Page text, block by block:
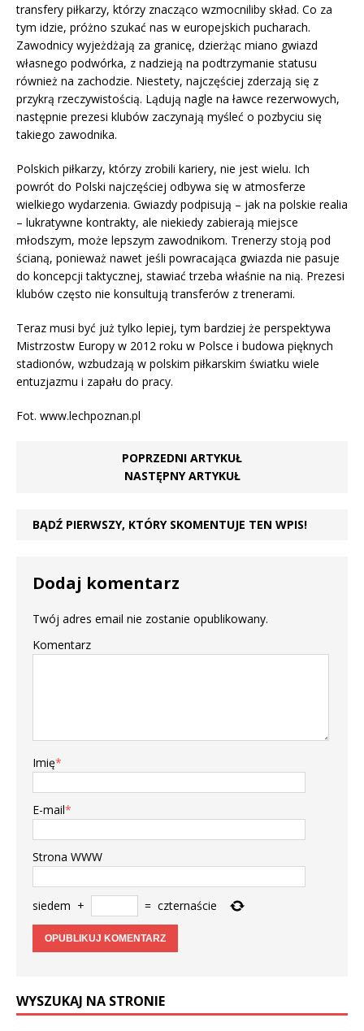
transfery piłkarzy, którzy znacząco wzmocniliby skład. Co za
tym idzie, próżno szukać nas w europejskich pucharach.
Zawodnicy wyjeżdżają za granicę, dzierżąc miano gwiazd
własnego podwórka, z nadzieją na podtrzymanie statusu
również na zachodzie. Niestety, najczęściej zderzają się z
przykrą rzeczywistością. Lądują nagle na ławce rezerwowych,
następnie prezesi klubów zaczynają myśleć o pozbyciu się
takiego zawodnika.
Polskich piłkarzy, którzy zrobili kariery, nie jest wielu. Ich
powrót do Polski najczęściej odbywa się w atmosferze
wielkiego wydarzenia. Gwiazdy podpisują – jak na polskie realia
– lukratywne kontrakty, ale niekiedy zabierają miejsce
młodszym, może lepszym zawodnikom. Trenerzy stoją pod
ścianą, ponieważ nawet jeśli powracająca gwiazda nie pasuje
do koncepcji taktycznej, stawiać trzeba właśnie na nią. Prezesi
klubów często nie konsultują transferów z trenerami.
Teraz musi być już tylko lepiej, tym bardziej że perspektywa
Mistrzostw Europy w 2012 roku w Polsce i budowa pięknych
stadionów, wzbudzają w polskim piłkarskim światku wiele
entuzjazmu i zapału do pracy.
Fot. www.lechpoznan.pl
POPRZEDNI ARTYKUŁ
NASTĘPNY ARTYKUŁ
BĄDŹ PIERWSZY, KTÓRY SKOMENTUJE TEN WPIS!
Dodaj komentarz
Twój adres email nie zostanie opublikowany.
Komentarz
Imię*
E-mail*
Strona WWW
siedem + = czternaście
WYSZUKAJ NA STRONIE